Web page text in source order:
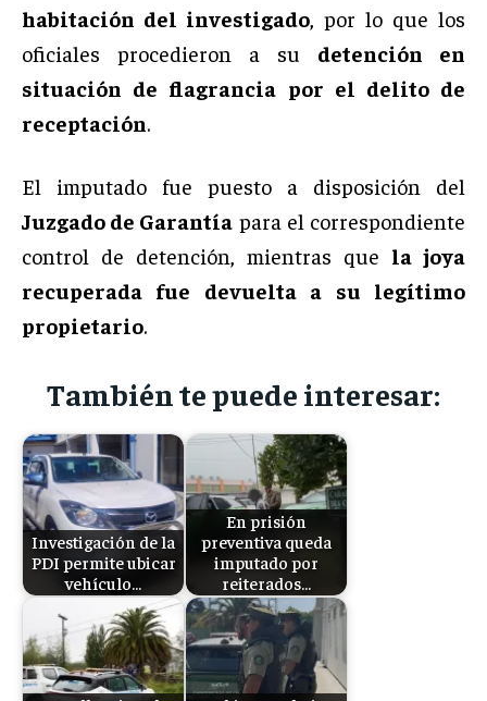
habitación del investigado, por lo que los
oficiales procedieron a su detención en
situación de flagrancia por el delito de
receptación.
El imputado fue puesto a disposición del
Juzgado de Garantía para el correspondiente
control de detención, mientras que la joya
recuperada fue devuelta a su legítimo
propietario.
También te puede interesar:
Investigación de la
PDI permite ubicar
vehículo…
En prisión
preventiva queda
imputado por
reiterados…